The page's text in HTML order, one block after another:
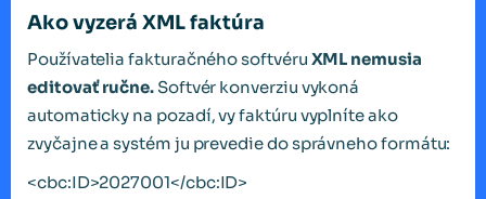
Ako vyzerá XML faktúra
Používatelia fakturačného softvéru XML nemusia
editovať ručne.Softvér konverziu vykoná
automaticky na pozadí, vy faktúru vyplníte ako
zvyčajne a systém ju prevedie do správneho formátu:
<cbc:ID>2027001</cbc:ID>